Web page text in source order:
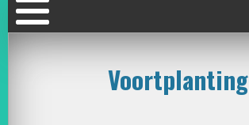
Voortplanting